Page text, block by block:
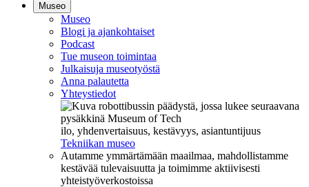
Museo
Museo
Blogi ja ajankohtaiset
Podcast
Tue museon toimintaa
Julkaisuja museotyöstä
Anna palautetta
Yhteystiedot
ilo, yhdenvertaisuus, kestävyys, asiantuntijuus
Tekniikan museo
Autamme ymmärtämään maailmaa, mahdollistamme
kestävää tulevaisuutta ja toimimme aktiivisesti
yhteistyöverkostoissa